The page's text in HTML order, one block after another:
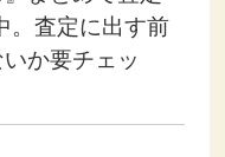
。査定に出す前
か要チェッ